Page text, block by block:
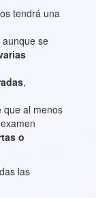
tendrá una
se
,
que al menos
o
las